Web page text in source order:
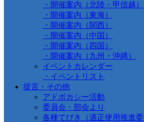
・開催案内（北陸・甲信越）
・開催案内（東海）
・開催案内（関西）
・開催案内（中国）
・開催案内（四国）
・開催案内（九州・沖縄）
イベントカレンダー
・イベントリスト
提言・その他
アドボカシー活動
委員会・部会より
各種てびき（適正使用推進委